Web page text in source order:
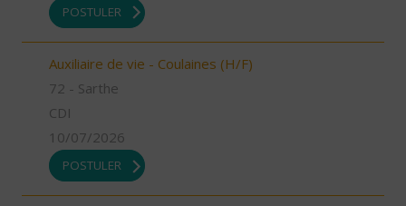
POSTULER
Auxiliaire de vie - Coulaines (H/F)
72 - Sarthe
CDI
10/07/2026
POSTULER